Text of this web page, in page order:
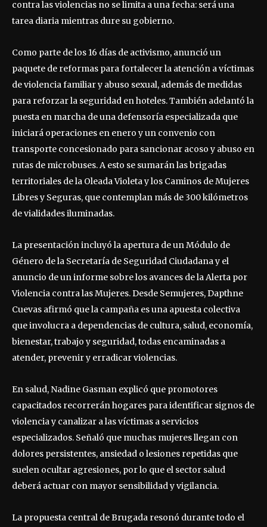
contra las violencias no se limita a una fecha: será una
tarea diaria mientras dure su gobierno.
Como parte de los 16 días de activismo, anunció un
paquete de reformas para fortalecer la atención a víctimas
de violencia familiar y abuso sexual, además de medidas
para reforzar la seguridad en hoteles. También adelantó la
puesta en marcha de una defensoría especializada que
iniciará operaciones en enero y un convenio con
transporte concesionado para sancionar acoso y abuso en
rutas de microbuses. A esto se sumarán las brigadas
territoriales de la Oleada Violeta y los Caminos de Mujeres
Libres y Seguras, que contemplan más de 300 kilómetros
de vialidades iluminadas.
La presentación incluyó la apertura de un Módulo de
Género de la Secretaría de Seguridad Ciudadana y el
anuncio de un informe sobre los avances de la Alerta por
Violencia contra las Mujeres. Desde Semujeres, Dapthne
Cuevas afirmó que la campaña es una apuesta colectiva
que involucra a dependencias de cultura, salud, economía,
bienestar, trabajo y seguridad, todas encaminadas a
atender, prevenir y erradicar violencias.
En salud, Nadine Gasman explicó que promotores
capacitados recorrerán hogares para identificar signos de
violencia y canalizar a las víctimas a servicios
especializados. Señaló que muchas mujeres llegan con
dolores persistentes, ansiedad o lesiones repetidas que
suelen ocultar agresiones, por lo que el sector salud
deberá actuar con mayor sensibilidad y vigilancia.
La propuesta central de Brugada resonó durante todo el